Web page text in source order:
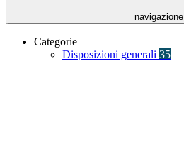
navigazione
Categorie
Disposizioni generali 35